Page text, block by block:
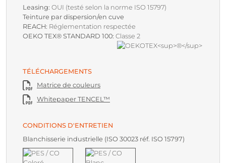
Leasing: OUI (testé selon la norme ISO 15797)
Teinture par dispersion/en cuve
REACH: Réglementation respectée
OEKO TEX® STANDARD 100: Classe 2
TÉLÉCHARGEMENTS
Matrice de couleurs
Whitepaper TENCEL™
CONDITIONS D'ENTRETIEN
Blanchisserie industrielle (ISO 30023 réf. ISO 15797)